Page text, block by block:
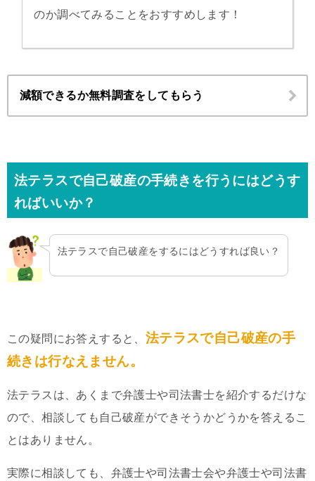
のか調べてみることをおすすめします！
減額できるか無料調査をしてもらう
法テラスで自己破産の手続きを行うにはどうす
ればいいか？
法テラスで自己破産をするにはどうすれば良い？
この疑問にお答えすると、 法テラスで自己破産の手
続きは行なえません。
法テラスは、あくまで弁護士や司法書士を紹介するだけな
ので、相談しても自己破産ができそうかどうかを答えるこ
とはありません。
実際に相談しても、弁護士や司法書士会や弁護士や司法書